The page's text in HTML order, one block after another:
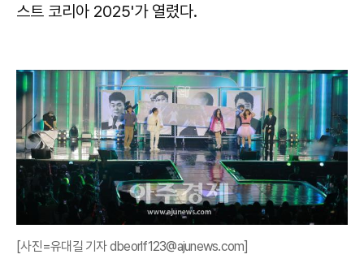
스트 코리아 2025'가 열렸다.
[사진=유대길 기자 dbeorlf123@ajunews.com]